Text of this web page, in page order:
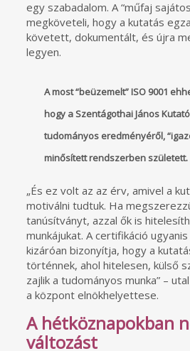
egy szabadalom. A “műfaj
megköveteli, hogy a kutatás
követett, dokumentált, és újra
legyen.
A most “beüzemelt” ISO 9001
hogy a Szentágothai János
tudományos eredményéről,
minősített rendszerben született.
„És ez volt az az érv, amivel a
motiválni tudtuk. Ha
tanúsítványt, azzal ők is
munkájukat. A certifikáció
kizáróan bizonyítja, hogy a
történnek, ahol hitelesen, külső
zajlik a tudományos munka” –
a központ elnökhelyettese.
A hétköznapokban
változást